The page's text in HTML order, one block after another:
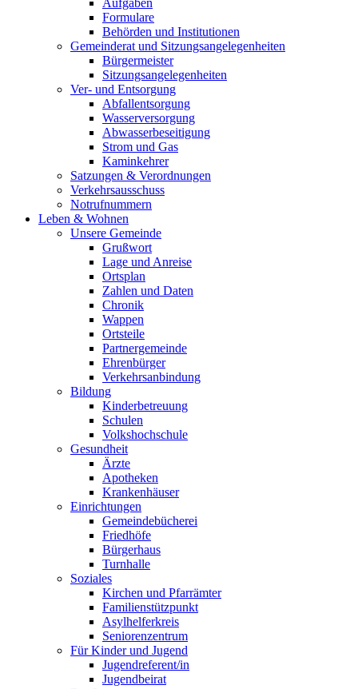
Aufgaben
Formulare
Behörden und Institutionen
Gemeinderat und Sitzungsangelegenheiten
Bürgermeister
Sitzungsangelegenheiten
Ver- und Entsorgung
Abfallentsorgung
Wasserversorgung
Abwasserbeseitigung
Strom und Gas
Kaminkehrer
Satzungen & Verordnungen
Verkehrsausschuss
Notrufnummern
Leben & Wohnen
Unsere Gemeinde
Grußwort
Lage und Anreise
Ortsplan
Zahlen und Daten
Chronik
Wappen
Ortsteile
Partnergemeinde
Ehrenbürger
Verkehrsanbindung
Bildung
Kinderbetreuung
Schulen
Volkshochschule
Gesundheit
Ärzte
Apotheken
Krankenhäuser
Einrichtungen
Gemeindebücherei
Friedhöfe
Bürgerhaus
Turnhalle
Soziales
Kirchen und Pfarrämter
Familienstützpunkt
Asylhelferkreis
Seniorenzentrum
Für Kinder und Jugend
Jugendreferent/in
Jugendbeirat